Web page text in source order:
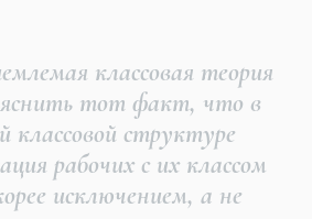
классовая теория
тот факт, что в
классовой структуре
рабочих с их классом
исключением, а не